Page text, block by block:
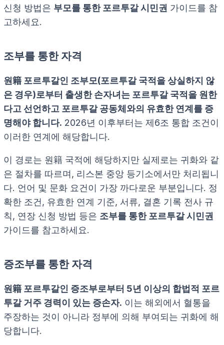
신청 방법은 부모를 통한 포르투갈 시민권 가이드를 참
고하세요.
조부를 통한 자격
원籍 포르투갈인 조부모(포르투갈 국적을 상실하지 않
은 경우)로부터 출생한 손자녀는 포르투갈 국적을 원한
다고 선언하고 포르투갈 공동체와의 유효한 연계를 증
명해야 합니다. 2026년 이후부터는 제6조 통합 조건이
이러한 연계에 해당합니다.
이 경로는 원籍 국적에 해당하지만 실제로는 귀화와 같
은 절차를 따르며, 리스본 중앙 등기소에서만 처리됩니
다. 언어 및 문화 요건이 가장 까다로운 부분입니다. 정
확한 조건, 유효한 연계 기준, 서류, 결혼 기록 전사 규
칙, 연장 신청 방법 등은 조부를 통한 포르투갈 시민권
가이드를 참고하세요.
증조부를 통한 자격
원籍 포르투갈인 증조부로부터 5년 이상의 합법적 포르
투갈 거주 경력이 있는 증손자. 이는 해외에서 혈통을
주장하는 것이 아니라 정부에 의해 부여되는 귀화에 해
당합니다.